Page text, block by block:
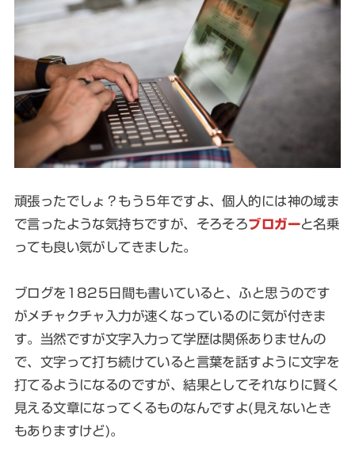
頑張ったでしょ？もう５年ですよ、個人的には神の域ま
で言ったような気持ちですが、そろそろブロガーと名乗
っても良い気がしてきました。
ブログを1825日間も書いていると、ふと思うのです
がメチャクチャ入力が速くなっているのに気が付きま
す。当然ですが文字入力って学歴は関係ありませんの
で、文字って打ち続けていると言葉を話すように文字を
打てるようになるのですが、結果としてそれなりに賢く
見える文章になってくるものなんですよ(見えないとき
もありますけど)。